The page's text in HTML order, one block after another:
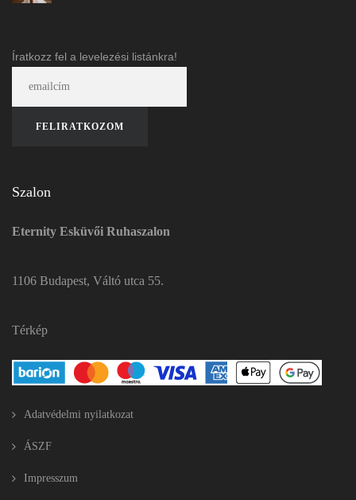
Íratkozz fel a levelezési listánkra!
Szalon
Eternity Esküvői Ruhaszalon
1106 Budapest, Váltó utca 55.
Térkép
Adatvédelmi nyilatkozat
ÁSZF
Impresszum